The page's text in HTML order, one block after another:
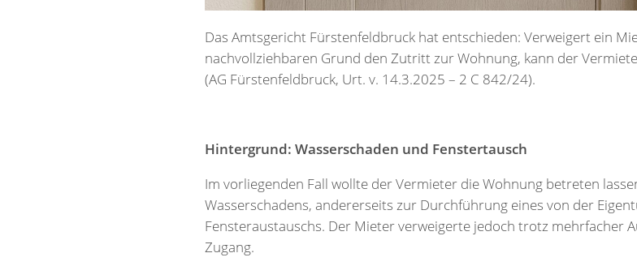
Das Amtsgericht Fürstenfeldbruck hat entschieden: Verweigert ein
nachvollziehbaren Grund den Zutritt zur Wohnung, kann der
(AG Fürstenfeldbruck, Urt. v. 14.3.2025 – 2 C 842/24).
Hintergrund: Wasserschaden und Fenstertausch
Im vorliegenden Fall wollte der Vermieter die Wohnung betreten
Wasserschadens, andererseits zur Durchführung eines von der
Fensteraustauschs. Der Mieter verweigerte jedoch trotz mehrfacher
Zugang.